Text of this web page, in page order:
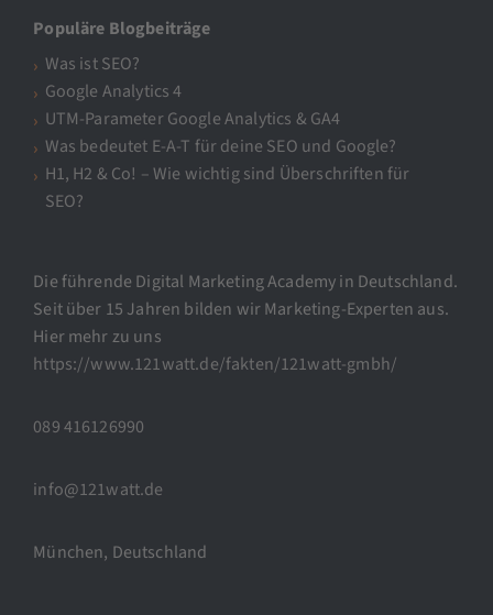
Populäre Blogbeiträge
Was ist SEO?
Google Analytics 4
UTM-Parameter Google Analytics & GA4
Was bedeutet E-A-T für deine SEO und Google?
H1, H2 & Co! – Wie wichtig sind Überschriften für
SEO?
Die führende Digital Marketing Academy in Deutschland.
Seit über 15 Jahren bilden wir Marketing-Experten aus.
Hier mehr zu uns
https://www.121watt.de/fakten/121watt-gmbh/
089 416126990
info@121watt.de
München, Deutschland